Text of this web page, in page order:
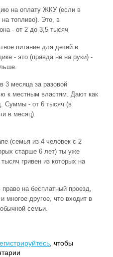
на оплату ЖКУ (если в
топливо). Это, в
- от 2 до 3,5 тысяч
питание для детей в
- это (правда не на руки) -
3 месяца за разовой
к местным властям. Дают как
Суммы - от 6 тысяч (в
в месяц).
(семья из 4 человек с 2
старше 6 лет) ты уже
гривен из которых на
на бесплатный проезд,
многое другое, что входит в
семьи.
, чтобы